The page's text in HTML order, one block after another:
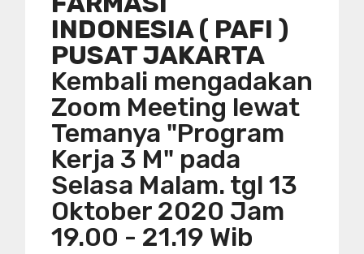
INDONESIA ( PAFI )
PUSAT JAKARTA
Kembali mengadakan
Zoom Meeting lewat
Temanya "Program
Kerja 3 M" pada
Selasa Malam. tgl 13
Oktober 2020 Jam
19.00 - 21.19 Wib